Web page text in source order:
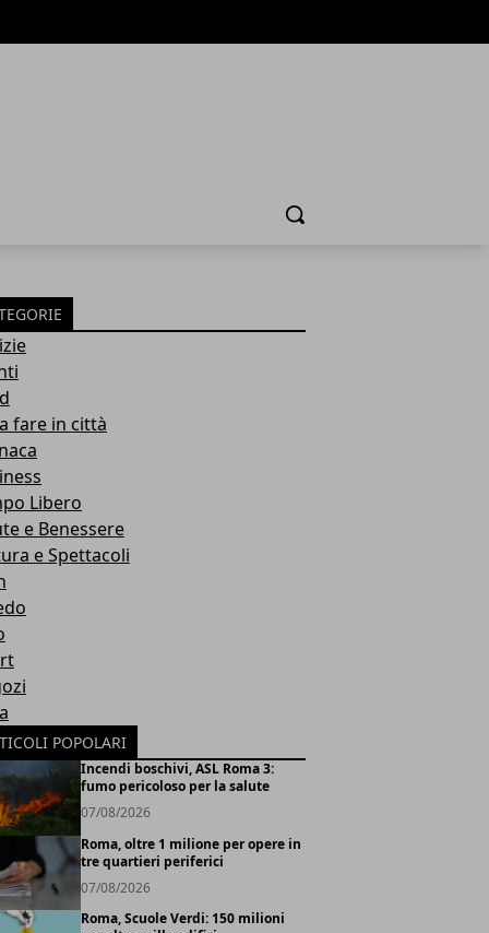
Cerca
fare in città
Libero
e Benessere
e Spettacoli
POPOLARI
Incendi boschivi, ASL Roma 3:
fumo pericoloso per la salute
07/08/2026
Roma, oltre 1 milione per opere in
tre quartieri periferici
07/08/2026
Roma, Scuole Verdi: 150 milioni